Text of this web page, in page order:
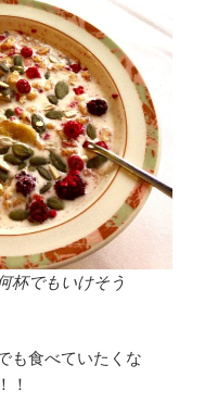
杯でもいけそう
も食べていたくな
！